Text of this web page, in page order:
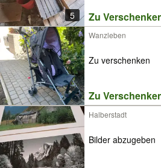
5 Zu
Wanzleben
Zu verschenken
Zu
Halberstadt
Bilder abzugeben